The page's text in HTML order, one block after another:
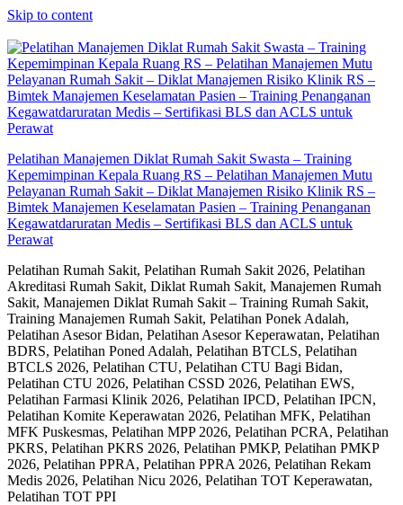
Skip to content
Pelatihan Manajemen Diklat Rumah Sakit Swasta – Training
Kepemimpinan Kepala Ruang RS – Pelatihan Manajemen Mutu
Pelayanan Rumah Sakit – Diklat Manajemen Risiko Klinik RS –
Bimtek Manajemen Keselamatan Pasien – Training Penanganan
Kegawatdaruratan Medis – Sertifikasi BLS dan ACLS untuk
Perawat
Pelatihan Rumah Sakit, Pelatihan Rumah Sakit 2026, Pelatihan
Akreditasi Rumah Sakit, Diklat Rumah Sakit, Manajemen Rumah
Sakit, Manajemen Diklat Rumah Sakit – Training Rumah Sakit,
Training Manajemen Rumah Sakit, Pelatihan Ponek Adalah,
Pelatihan Asesor Bidan, Pelatihan Asesor Keperawatan, Pelatihan
BDRS, Pelatihan Poned Adalah, Pelatihan BTCLS, Pelatihan
BTCLS 2026, Pelatihan CTU, Pelatihan CTU Bagi Bidan,
Pelatihan CTU 2026, Pelatihan CSSD 2026, Pelatihan EWS,
Pelatihan Farmasi Klinik 2026, Pelatihan IPCD, Pelatihan IPCN,
Pelatihan Komite Keperawatan 2026, Pelatihan MFK, Pelatihan
MFK Puskesmas, Pelatihan MPP 2026, Pelatihan PCRA, Pelatihan
PKRS, Pelatihan PKRS 2026, Pelatihan PMKP, Pelatihan PMKP
2026, Pelatihan PPRA, Pelatihan PPRA 2026, Pelatihan Rekam
Medis 2026, Pelatihan Nicu 2026, Pelatihan TOT Keperawatan,
Pelatihan TOT PPI